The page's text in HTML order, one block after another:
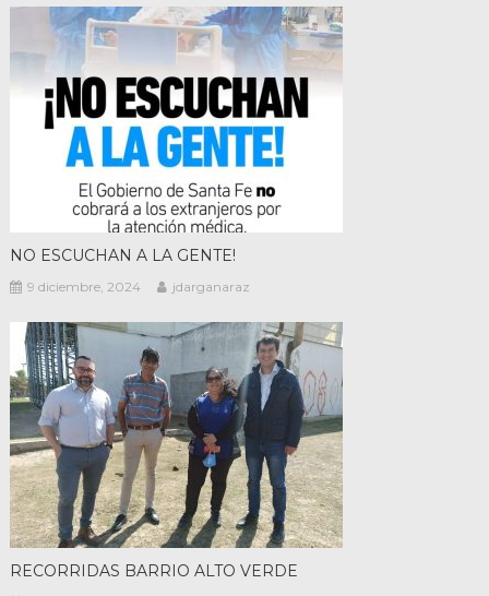
NO ESCUCHAN A LA GENTE!
9 diciembre, 2024 jdarganaraz
RECORRIDAS BARRIO ALTO VERDE